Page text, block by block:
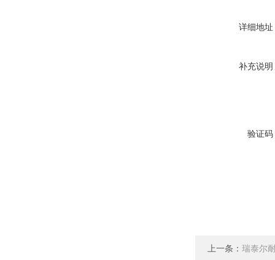
详细地址
补充说明
验证码
上一条： 瑞泰尔